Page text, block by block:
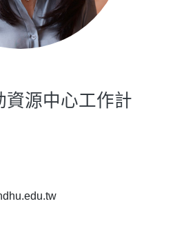
資源中心工作計